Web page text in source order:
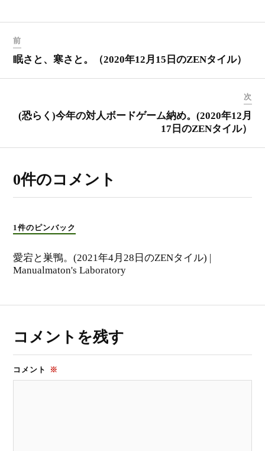
前
眠さと、寒さと。（2020年12月15日のZENタイル）
次
(恐らく)今年の対人ボードゲーム納め。(2020年12月
17日のZENタイル）
0件のコメント
1件のピンバック
愛宕と巣鴨。(2021年4月28日のZENタイル) |
Manualmaton's Laboratory
コメントを残す
コメント ※